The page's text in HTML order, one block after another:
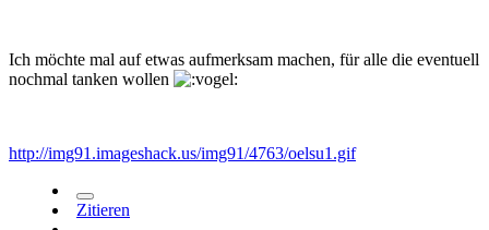
Ich möchte mal auf etwas aufmerksam machen, für alle die eventuell
nochmal tanken wollen
http://img91.imageshack.us/img91/4763/oelsu1.gif
Zitieren